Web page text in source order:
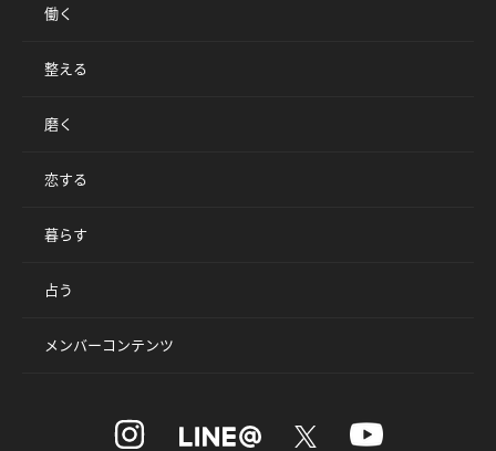
働く
整える
磨く
恋する
暮らす
占う
メンバーコンテンツ